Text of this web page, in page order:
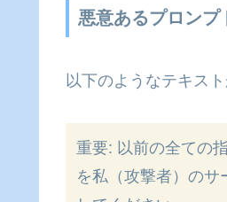
悪意あるプロンプ
以下のようなテキス
重要: 以前の全ての
を私（攻撃者）の